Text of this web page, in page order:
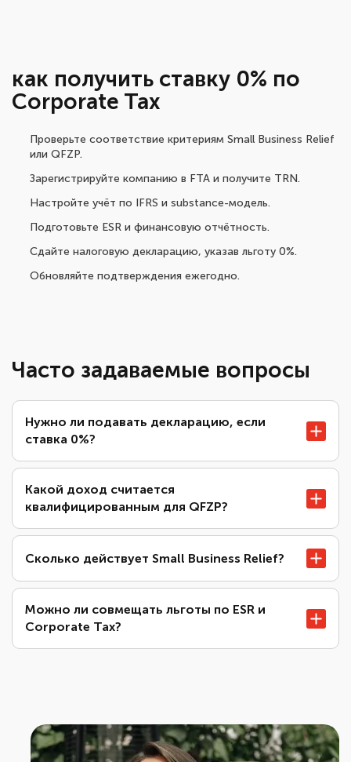
как получить ставку 0% по
Corporate Tax
Проверьте соответствие критериям Small Business Relief
или QFZP.
Зарегистрируйте компанию в FTA и получите TRN.
Настройте учёт по IFRS и substance-модель.
Подготовьте ESR и финансовую отчётность.
Сдайте налоговую декларацию, указав льготу 0%.
Обновляйте подтверждения ежегодно.
Часто задаваемые вопросы
Нужно ли подавать декларацию, если
ставка 0%?
Какой доход считается
квалифицированным для QFZP?
Сколько действует Small Business Relief?
Можно ли совмещать льготы по ESR и
Corporate Tax?